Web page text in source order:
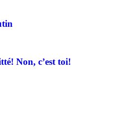
Non, c’est toi!